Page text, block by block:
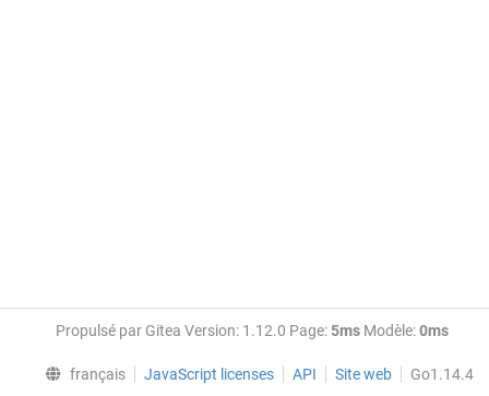
Propulsé par Gitea Version: 1.12.0 Page: 5ms Modèle:0ms
français JavaScript licenses API Site web Go1.14.4